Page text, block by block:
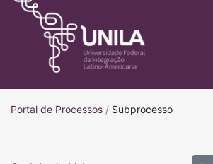
Portal de ProcessosPortal de Processos
/ Subprocesso